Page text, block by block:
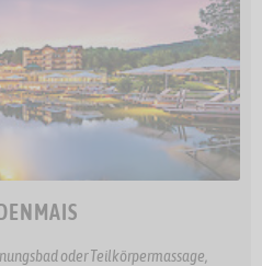
oder Teilkörpermassage,